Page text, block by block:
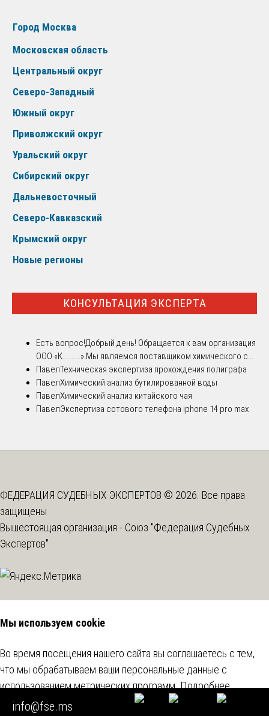
Город Москва
Московская область
Центральный округ
Северо-Западный
Южный округ
Приволжский округ
Уральский округ
Сибирский округ
Дальневосточный
Северо-Кавказский
Крымский округ
Новые регионы
КОНСУЛЬТАЦИЯ ЭКСПЕРТА
Есть вопрос!Добрый день! Обращается к вам организация
ООО «К..........».Мы являемся поставщиком химического с...
ПавелТехническая экспертиза прохождения полиграфа
ПавелХимический анализ бутилированной воды
ПавелХимический анализ китайского чая
ПавелЭкспертиза сотового телефона iphone 14 pro max
ФЕДЕРАЦИЯ СУДЕБНЫХ ЭКСПЕРТОВ © 2026. Все права
защищены
Вышестоящая организация - Союз "Федерация Судебных
Экспертов"
info@fse.ms
Мы используем cookie
Во время посещения нашего сайта вы соглашаетесь с тем,
что мы обрабатываем ваши персональные данные с
использованием метрических программ.Подробнее